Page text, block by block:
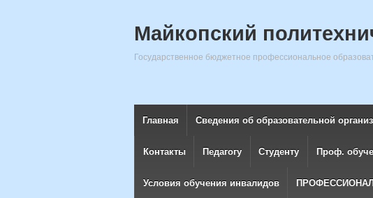
Майкопский
Государственное бюджетное профессиональное
Главная Сведения об образовательной
Контакты Педагогу Студенту Проф.
Условия обучения инвалидов